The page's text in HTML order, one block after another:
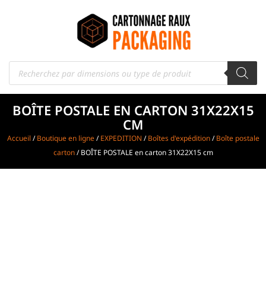
BOÎTE POSTALE EN CARTON 31X22X15
CM
Accueil /Boutique en ligne/EXPEDITION /Boîtes d'expédition/Boîte postale
carton/ BOÎTE POSTALE en carton 31X22X15 cm